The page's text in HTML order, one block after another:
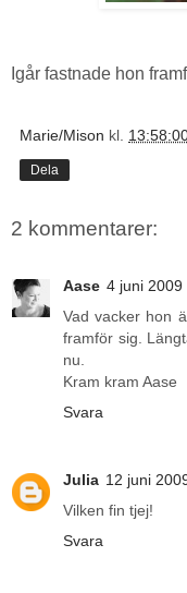
Igår fastnade hon
Marie/Mison kl.
Dela
2 kommentarer:
Aase 4 juni 2009
Vad vacker hon
framför sig.
nu.
Kram kram Aase
Svara
Julia 12 juni
Vilken fin tjej!
Svara